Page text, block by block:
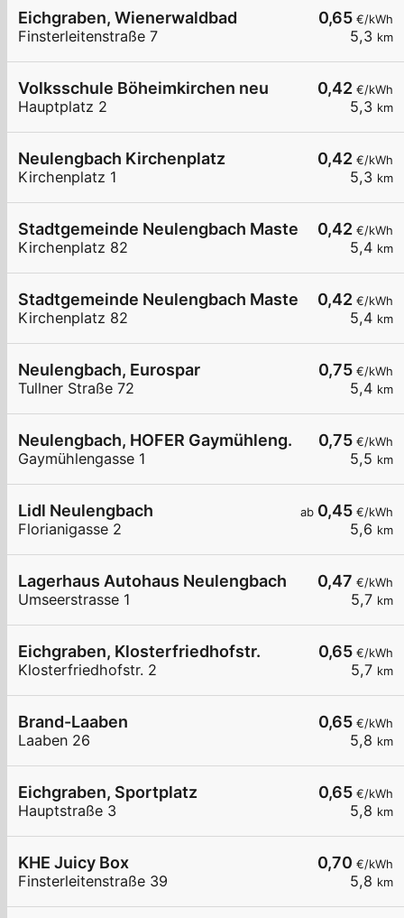
0,65 €/kWh
5,3 km
Eichgraben, Wienerwaldbad
Finsterleitenstraße 7
0,42 €/kWh
5,3 km
Volksschule Böheimkirchen neu
Hauptplatz 2
0,42 €/kWh
5,3 km
Neulengbach Kirchenplatz
Kirchenplatz 1
0,42 €/kWh
5,4 km
Stadtgemeinde Neulengbach Master LP1
Kirchenplatz 82
0,42 €/kWh
5,4 km
Stadtgemeinde Neulengbach Master LP2
Kirchenplatz 82
0,75 €/kWh
5,4 km
Neulengbach, Eurospar
Tullner Straße 72
0,75 €/kWh
5,5 km
Neulengbach, HOFER Gaymühleng.
Gaymühlengasse 1
ab 0,45 €/kWh
5,6 km
Lidl Neulengbach
Florianigasse 2
0,47 €/kWh
5,7 km
Lagerhaus Autohaus Neulengbach
Umseerstrasse 1
0,65 €/kWh
5,7 km
Eichgraben, Klosterfriedhofstr.
Klosterfriedhofstr. 2
0,65 €/kWh
5,8 km
Brand-Laaben
Laaben 26
0,65 €/kWh
5,8 km
Eichgraben, Sportplatz
Hauptstraße 3
0,70 €/kWh
5,8 km
KHE Juicy Box
Finsterleitenstraße 39